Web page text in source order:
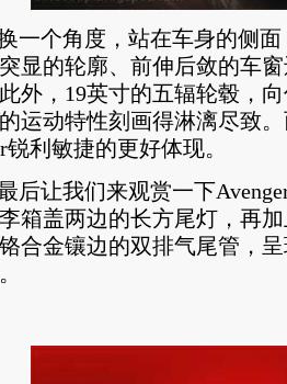
个角度，站在车身的侧面
显的轮廓、前伸后敛的车
外，19英寸的五辐轮毂，
运动特性刻画得淋漓尽致
锐利敏捷的更好体现。
让我们来观赏一下
箱盖两边的长方尾灯，再
合金镶边的双排气尾管，